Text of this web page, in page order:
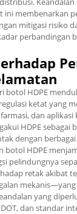
ini membenarkan
mitigasi risiko
perbandingan
botol HDPE
ketat yang
dan
HDPE sebagai
dengan
botol HDPE
pelindungnya
retak akibat
yang
dan standar